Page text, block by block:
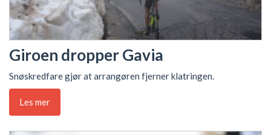
Giroen dropper Gavia
Snøskredfare gjør at arrangøren fjerner klatringen.
Les mer